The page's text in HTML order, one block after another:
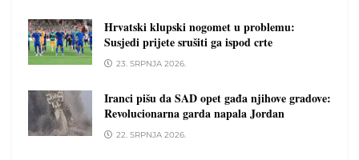
Hrvatski klupski nogomet u problemu:
Susjedi prijete srušiti ga ispod crte
23. SRPNJA 2026.
Iranci pišu da SAD opet gađa njihove gradove:
Revolucionarna garda napala Jordan
22. SRPNJA 2026.